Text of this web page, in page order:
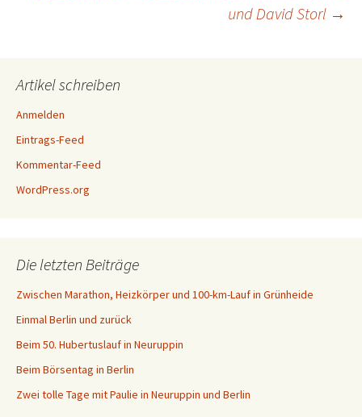
und David Storl →
Artikel schreiben
Anmelden
Eintrags-Feed
Kommentar-Feed
WordPress.org
Die letzten Beiträge
Zwischen Marathon, Heizkörper und 100-km-Lauf in Grünheide
Einmal Berlin und zurück
Beim 50. Hubertuslauf in Neuruppin
Beim Börsentag in Berlin
Zwei tolle Tage mit Paulie in Neuruppin und Berlin